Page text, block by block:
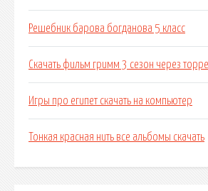
Решебник барова богданова 5 класс
Скачать фильм гримм 3 сезон через
Игры про египет скачать на компьютер
Тонкая красная нить все альбомы скачать